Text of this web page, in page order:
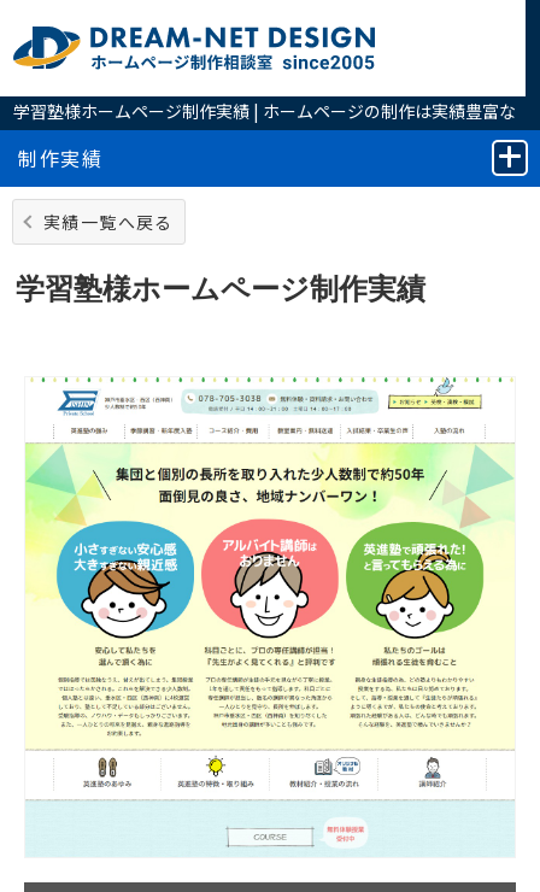
学習塾様ホームページ制作実績 | ホームページの制作は実績豊富な
制作実績
実績一覧へ戻る
学習塾様ホームページ制作実績